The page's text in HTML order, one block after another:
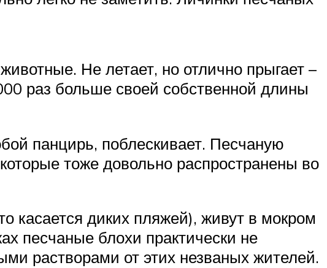
Не летает, но отлично прыгает –
раз больше своей собственной длины
панцирь, поблескивает. Песчаную
тоже довольно распространены во
касается диких пляжей), живут в мокром
песчаные блохи практически не
растворами от этих незваных жителей.